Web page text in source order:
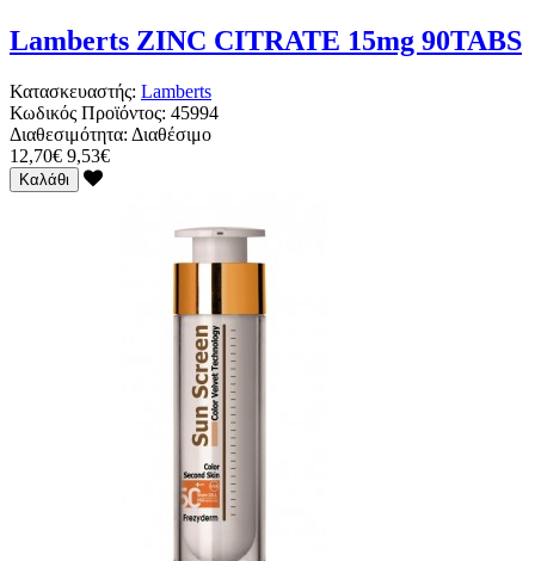
Lamberts ZINC CITRATE 15mg 90TABS
Κατασκευαστής: Lamberts
Κωδικός Προϊόντος: 45994
Διαθεσιμότητα: Διαθέσιμο
12,70€ 9,53€
Καλάθι